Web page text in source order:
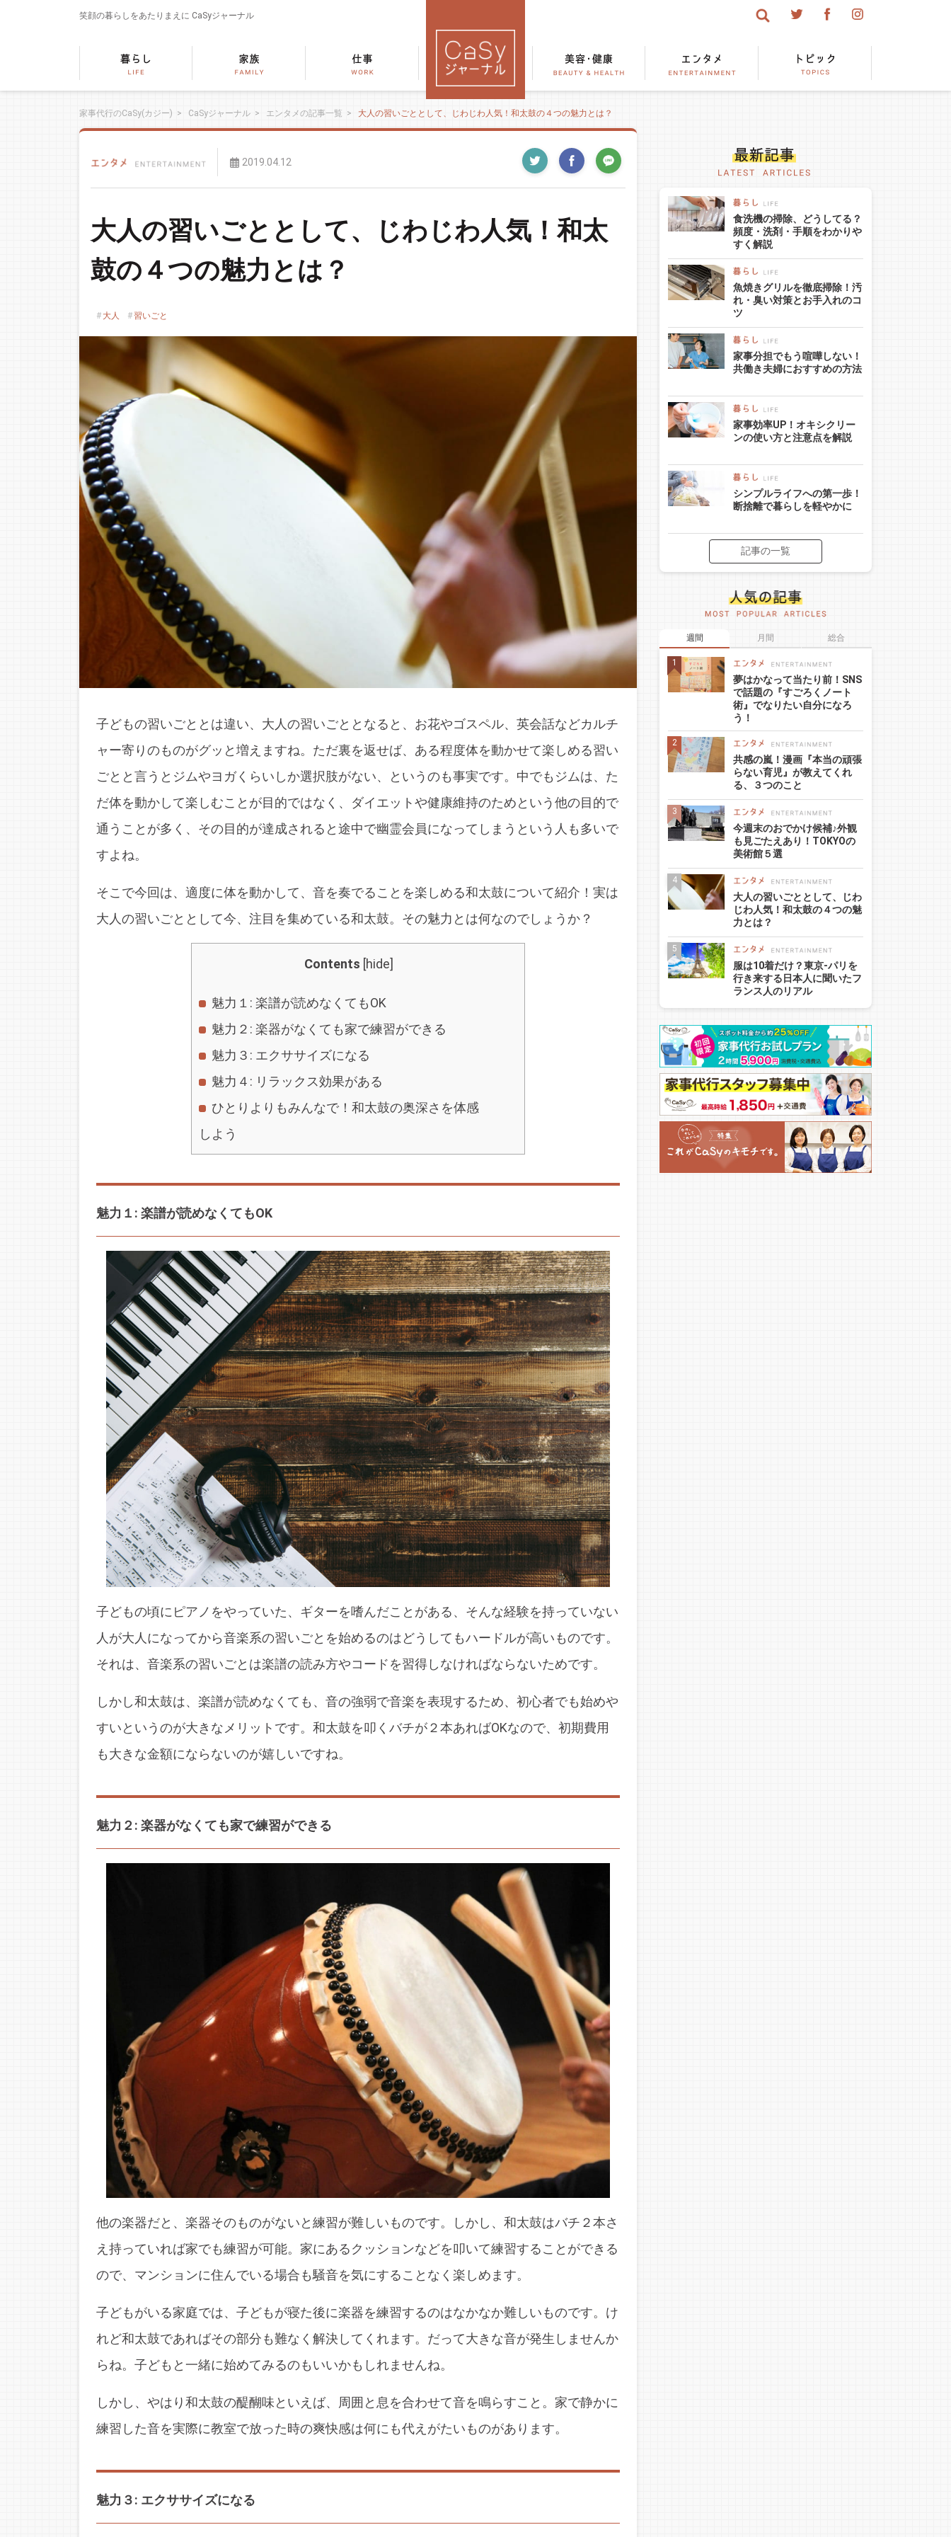
笑顔の暮らしをあたりまえに CaSyジャーナル
家事代行のCaSy(カジー) > CaSyジャーナル > エンタメの記事一覧 > 大人の習いごととして、じわじわ人気！和太鼓の４つの魅力とは？
2019.04.12
大人の習いごととして、じわじわ人気！和太
鼓の４つの魅力とは？
大人 習いごと
子どもの習いごととは違い、大人の習いごととなると、お花やゴスペル、英会話などカルチ
ャー寄りのものがグッと増えますね。ただ裏を返せば、ある程度体を動かせて楽しめる習い
ごとと言うとジムやヨガくらいしか選択肢がない、というのも事実です。中でもジムは、た
だ体を動かして楽しむことが目的ではなく、ダイエットや健康維持のためという他の目的で
通うことが多く、その目的が達成されると途中で幽霊会員になってしまうという人も多いで
すよね。
そこで今回は、適度に体を動かして、音を奏でることを楽しめる和太鼓について紹介！実は
大人の習いごととして今、注目を集めている和太鼓。その魅力とは何なのでしょうか？
Contents [hide]
魅力１: 楽譜が読めなくてもOK
魅力２: 楽器がなくても家で練習ができる
魅力３: エクササイズになる
魅力４: リラックス効果がある
ひとりよりもみんなで！和太鼓の奥深さを体感
しよう
魅力１: 楽譜が読めなくてもOK
子どもの頃にピアノをやっていた、ギターを嗜んだことがある、そんな経験を持っていない
人が大人になってから音楽系の習いごとを始めるのはどうしてもハードルが高いものです。
それは、音楽系の習いごとは楽譜の読み方やコードを習得しなければならないためです。
しかし和太鼓は、楽譜が読めなくても、音の強弱で音楽を表現するため、初心者でも始めや
すいというのが大きなメリットです。和太鼓を叩くバチが２本あればOKなので、初期費用
も大きな金額にならないのが嬉しいですね。
魅力２: 楽器がなくても家で練習ができる
他の楽器だと、楽器そのものがないと練習が難しいものです。しかし、和太鼓はバチ２本さ
え持っていれば家でも練習が可能。家にあるクッションなどを叩いて練習することができる
ので、マンションに住んでいる場合も騒音を気にすることなく楽しめます。
子どもがいる家庭では、子どもが寝た後に楽器を練習するのはなかなか難しいものです。け
れど和太鼓であればその部分も難なく解決してくれます。だって大きな音が発生しませんか
らね。子どもと一緒に始めてみるのもいいかもしれませんね。
しかし、やはり和太鼓の醍醐味といえば、周囲と息を合わせて音を鳴らすこと。家で静かに
練習した音を実際に教室で放った時の爽快感は何にも代えがたいものがあります。
魅力３: エクササイズになる
食洗機の掃除、どうしてる？
頻度・洗剤・手順をわかりや
すく解説
魚焼きグリルを徹底掃除！汚
れ・臭い対策とお手入れのコ
ツ
家事分担でもう喧嘩しない！
共働き夫婦におすすめの方法
家事効率UP！オキシクリー
ンの使い方と注意点を解説
シンプルライフへの第一歩！
断捨離で暮らしを軽やかに
記事の一覧
週間 月間 総合
夢はかなって当たり前！SNS
で話題の『すごろくノート
術』でなりたい自分になろ
う！
共感の嵐！漫画『本当の頑張
らない育児』が教えてくれ
る、３つのこと
今週末のおでかけ候補♪外観
も見ごたえあり！TOKYOの
美術館５選
大人の習いごととして、じわ
じわ人気！和太鼓の４つの魅
力とは？
服は10着だけ？東京-パリを
行き来する日本人に聞いたフ
ランス人のリアル